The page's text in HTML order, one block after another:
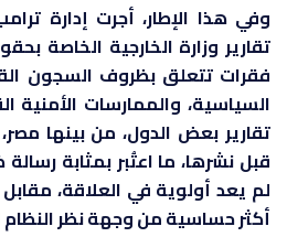
وفي هذا الإطار، أجرت إدارة
تقارير وزارة الخارجية الخاصة
فقرات تتعلق بظروف السجون
السياسية، والممارسات
تقارير بعض الدول، من بينها
قبل نشرها، ما اعتُبر بمثابة
لم يعد أولوية في العلاقة،
أكثر حساسية من وجهة نظر